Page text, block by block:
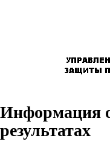
Информация
результатах